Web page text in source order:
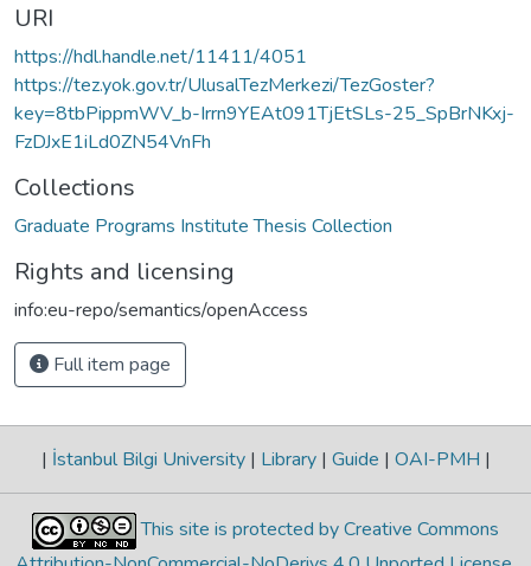
URI
https://hdl.handle.net/11411/4051
https://tez.yok.gov.tr/UlusalTezMerkezi/TezGoster?
key=8tbPippmWV_b-Irrn9YEAt091TjEtSLs-25_SpBrNKxj-
FzDJxE1iLd0ZN54VnFh
Collections
Graduate Programs Institute Thesis Collection
Rights and licensing
info:eu-repo/semantics/openAccess
Full item page
| İstanbul Bilgi University | Library | Guide | OAI-PMH |
This site is protected by Creative Commons